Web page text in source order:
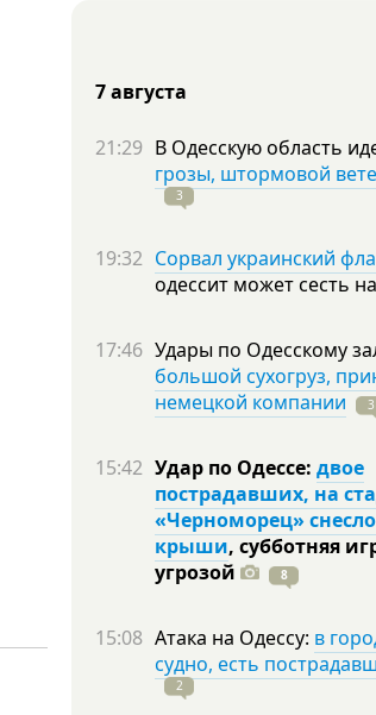
7 августа
21:29 В Одесскую область
грозы, штормовой
3
19:32 Сорвал украинский
одессит может сесть
17:46 Удары по Одесскому
большой сухогруз,
немецкой компании
3
15:42 Удар по Одессе: двое
пострадавших, на
«Черноморец»
крыши, субботняя
угрозой
8
15:08 Атака на Одессу: в
судно, есть
2